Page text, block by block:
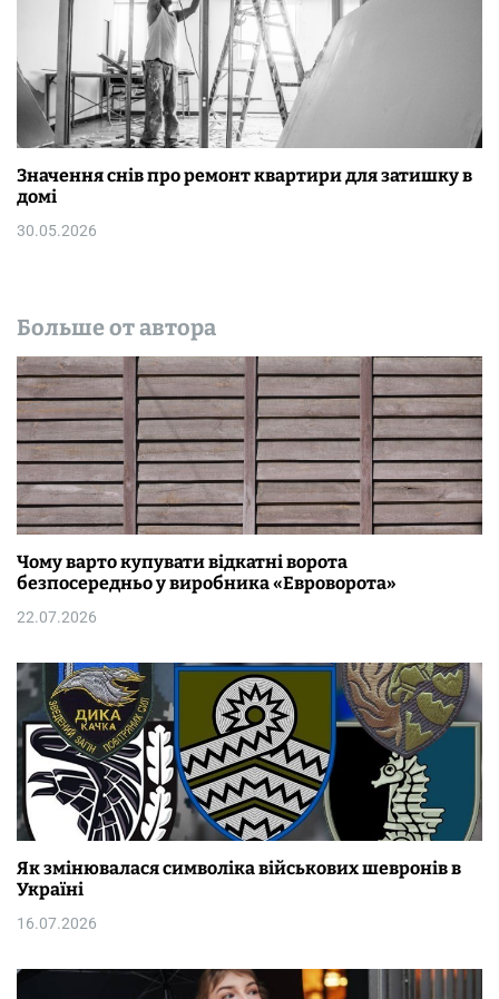
Значення снів про ремонт квартири для затишку в
домі
30.05.2026
Больше от автора
Чому варто купувати відкатні ворота
безпосередньо у виробника «Евроворота»
22.07.2026
Як змінювалася символіка військових шевронів в
Україні
16.07.2026